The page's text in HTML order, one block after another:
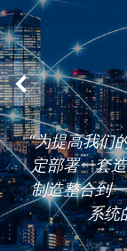
“为提高我们
定部署一套
制造整合到
系统